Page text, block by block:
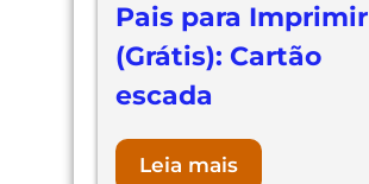
Pais para Imprimir
(Grátis): Cartão
escada
Leia mais